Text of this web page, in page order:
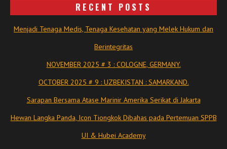
RECENT POSTS
Menjadi Tenaga Medis, Tenaga Kesehatan yang Melek Hukum dan
Berintegritas
NOVEMBER 2025 # 3 : COLOGNE, GERMANY.
OCTOBER 2025 # 9 : UZBEKISTAN : SAMARKAND.
Sarapan Bersama Atase Marinir Amerika Serikat di Jakarta
Hewan Langka Panda, Icon Tiongkok Dibahas pada Pertemuan SPPB
UI & Hubei Academy